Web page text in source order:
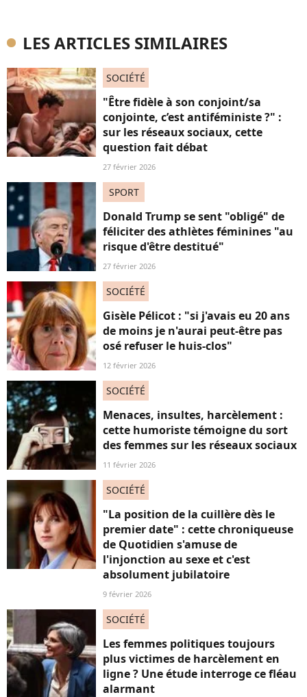
LES ARTICLES SIMILAIRES
SOCIÉTÉ
"Être fidèle à son conjoint/sa
conjointe, c’est antiféministe ?" :
sur les réseaux sociaux, cette
question fait débat
27 février 2026
SPORT
Donald Trump se sent "obligé" de
féliciter des athlètes féminines "au
risque d'être destitué"
27 février 2026
SOCIÉTÉ
Gisèle Pélicot : "si j'avais eu 20 ans
de moins je n'aurai peut-être pas
osé refuser le huis-clos"
12 février 2026
SOCIÉTÉ
Menaces, insultes, harcèlement :
cette humoriste témoigne du sort
des femmes sur les réseaux sociaux
11 février 2026
SOCIÉTÉ
"La position de la cuillère dès le
premier date" : cette chroniqueuse
de Quotidien s'amuse de
l'injonction au sexe et c'est
absolument jubilatoire
9 février 2026
SOCIÉTÉ
Les femmes politiques toujours
plus victimes de harcèlement en
ligne ? Une étude interroge ce fléau
alarmant